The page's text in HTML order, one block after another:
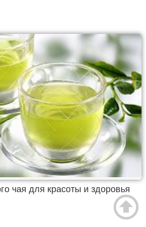
чая для красоты и здоровья